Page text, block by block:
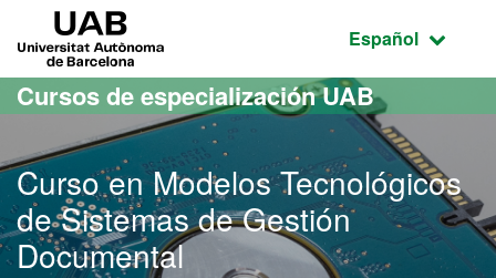
Acceso al contenido principal
Acceso a la navegación de la página
Idioma
Español
Cursos de especialización UAB
Curso en Modelos Tecnológicos
de Sistemas de Gestión
Documental